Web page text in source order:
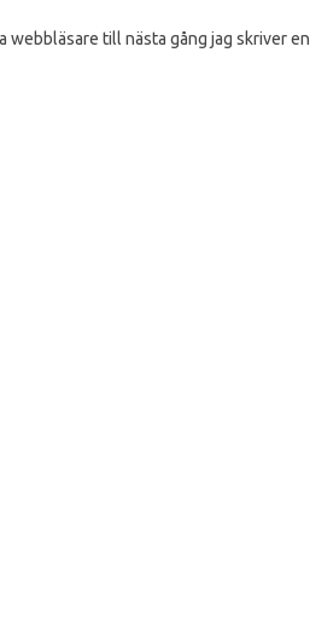
webbläsare till nästa gång jag skriver en